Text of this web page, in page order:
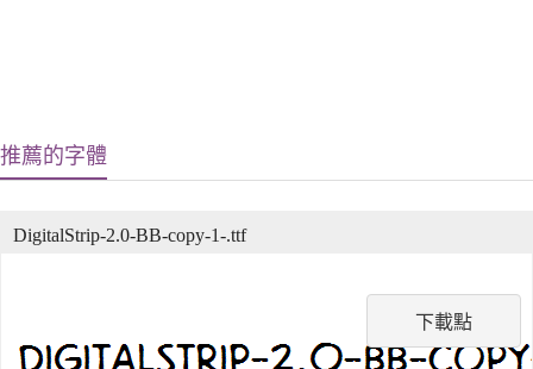
推薦的字體
下載點
DigitalStrip-2.0-BB-copy-1-.ttf